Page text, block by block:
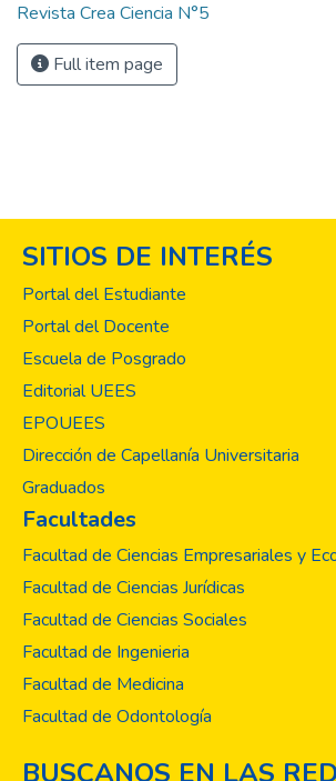
Revista Crea Ciencia N°5
Full item page
SITIOS DE INTERÉS
Portal del Estudiante
Portal del Docente
Escuela de Posgrado
Editorial UEES
EPOUEES
Dirección de Capellanía Universitaria
Graduados
Facultades
Facultad de Ciencias Empresariales y
Facultad de Ciencias Jurídicas
Facultad de Ciencias Sociales
Facultad de Ingenieria
Facultad de Medicina
Facultad de Odontología
BUSCANOS EN LAS